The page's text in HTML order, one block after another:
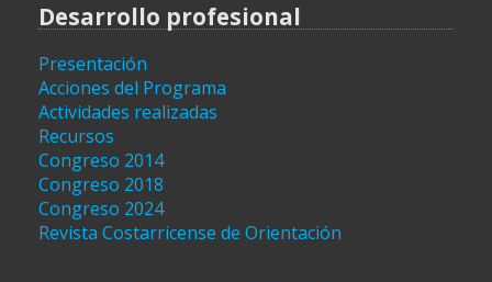
Desarrollo profesional
Presentación
Acciones del Programa
Actividades realizadas
Recursos
Congreso 2014
Congreso 2018
Congreso 2024
Revista Costarricense de Orientación